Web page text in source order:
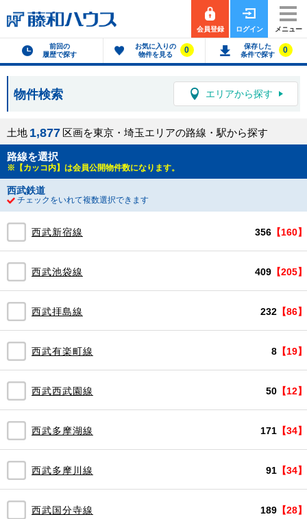
会員登録 ログイン メニュー
前回の
履歴で探す
お気に入りの
物件を見る
0
保存した
条件で探す
0
物件検索 エリアから探す
土地 1,877 区画を東京・埼玉エリアの路線・駅から探す
路線を選択
※【カッコ内】は会員公開物件数になります。
西武鉄道
チェックをいれて複数選択できます
西武新宿線 【160】
356
西武池袋線 【205】
409
西武拝島線 【86】
232
西武有楽町線 【19】
8
西武西武園線 【12】
50
西武多摩湖線 【34】
171
西武多摩川線 【34】
91
西武国分寺線 【28】
189